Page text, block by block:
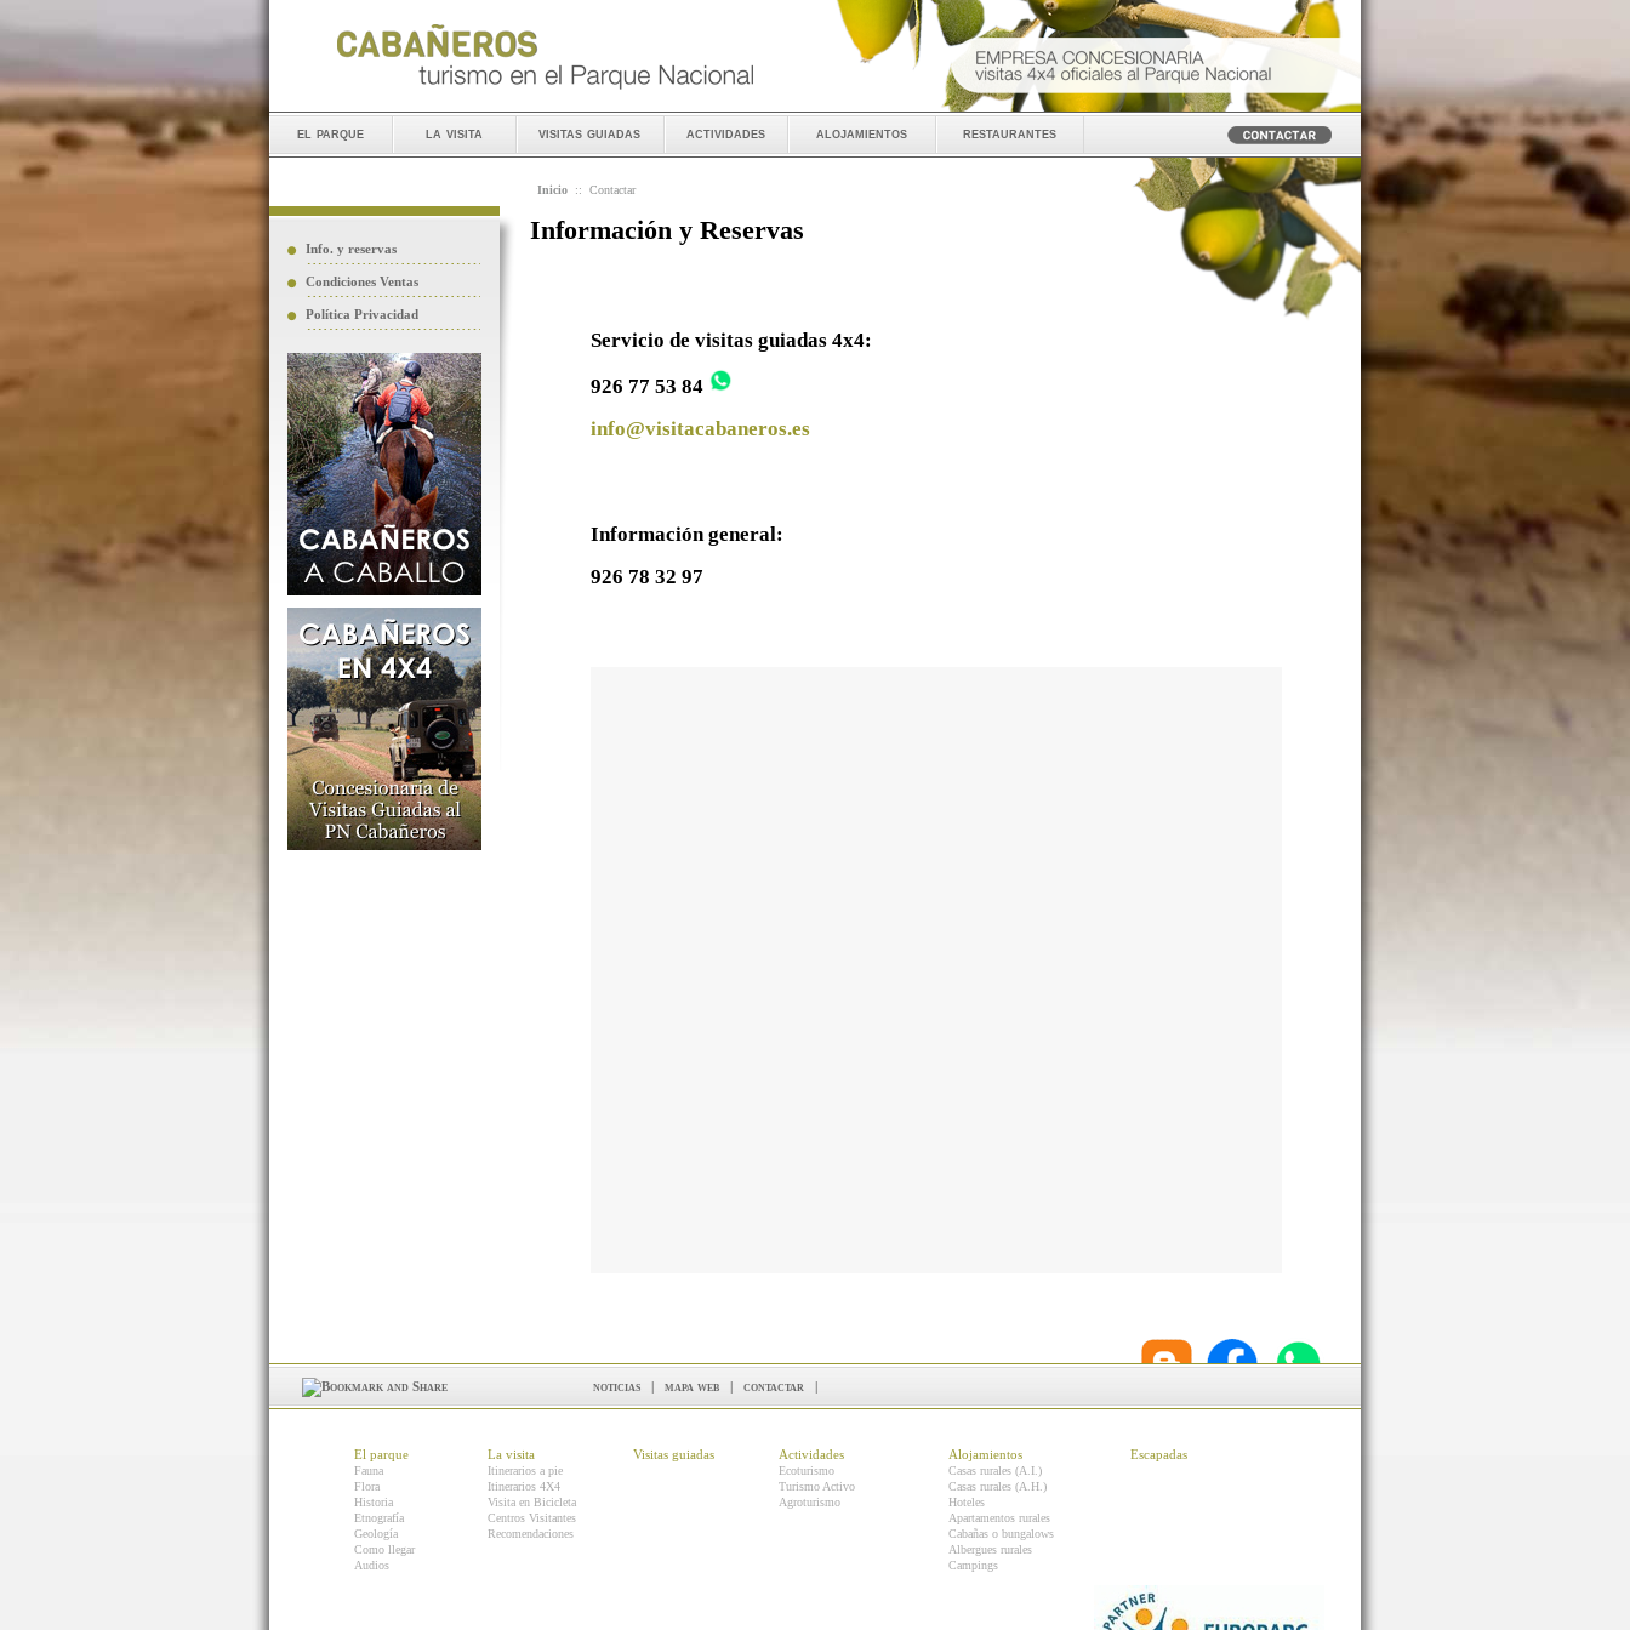
el parque la visita visitas guiadas actividades alojamientos restaurantes
Info. y reservas
Condiciones Ventas
Política Privacidad
Inicio :: Contactar
Información y Reservas
Servicio de visitas guiadas 4x4:
926 77 53 84
info@visitacabaneros.es
Información general:
926 78 32 97
noticias | mapa web | contactar |
El parque
Fauna
Flora
Historia
Etnografía
Geología
Como llegar
Audios
La visita
Itinerarios a pie
Itinerarios 4X4
Visita en Bicicleta
Centros Visitantes
Recomendaciones
Visitas guiadas Actividades
Ecoturismo
Turismo Activo
Agroturismo
Alojamientos
Casas rurales (A.I.)
Casas rurales (A.H.)
Hoteles
Apartamentos rurales
Cabañas o bungalows
Albergues rurales
Campings
Escapadas